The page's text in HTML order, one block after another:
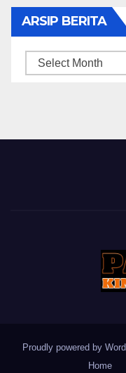
ARSIP BERITA
ARSIP
Proudly powered by
Home